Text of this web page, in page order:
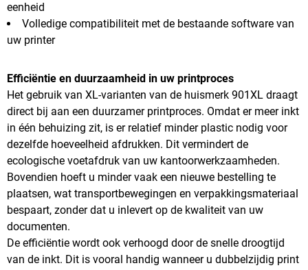
eenheid
Volledige compatibiliteit met de bestaande software van
uw printer
Efficiëntie en duurzaamheid in uw printproces
Het gebruik van XL-varianten van de huismerk 901XL draagt
direct bij aan een duurzamer printproces. Omdat er meer inkt
in één behuizing zit, is er relatief minder plastic nodig voor
dezelfde hoeveelheid afdrukken. Dit vermindert de
ecologische voetafdruk van uw kantoorwerkzaamheden.
Bovendien hoeft u minder vaak een nieuwe bestelling te
plaatsen, wat transportbewegingen en verpakkingsmateriaal
bespaart, zonder dat u inlevert op de kwaliteit van uw
documenten.
De efficiëntie wordt ook verhoogd door de snelle droogtijd
van de inkt. Dit is vooral handig wanneer u dubbelzijdig print